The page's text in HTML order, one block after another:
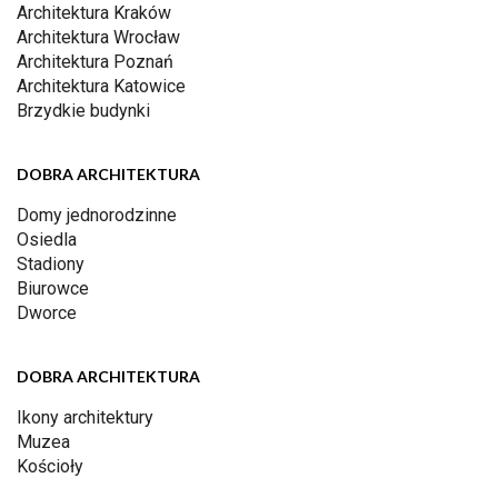
Architektura Kraków
Architektura Wrocław
Architektura Poznań
Architektura Katowice
Brzydkie budynki
DOBRA ARCHITEKTURA
Domy jednorodzinne
Osiedla
Stadiony
Biurowce
Dworce
DOBRA ARCHITEKTURA
Ikony architektury
Muzea
Kościoły